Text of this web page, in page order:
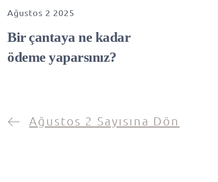
Ağustos 2 2025
Bir çantaya ne kadar
ödeme yaparsınız?
Ağustos 2 Sayısına Dön